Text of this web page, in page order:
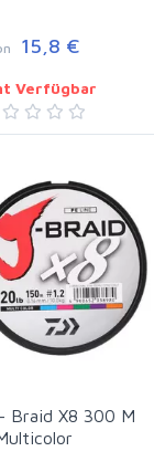
15,8 €
Verfügbar
Braid X8 300 M